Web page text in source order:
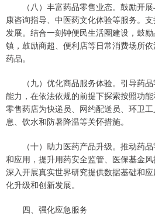
（八）丰富药品零售业态。鼓励开展
康咨询指导、中医药文化体验等服务。
发展。结合一刻钟便民生活圈建设，鼓
镇，鼓励商超、便利店等日常消费场所
药品。
（九）优化商品服务体验。引导药品
能力，在依法依规的前提下探索按照功
零售药店为快递员、网约配送员、环卫
息、饮水和防暑降温等关怀措施。
（十）助力医药产品升级。推动药品
和应用，提升用药安全监管、医保基金
深入开展真实世界研究提供数据基础和
化升级和创新发展。
四、强化应急服务